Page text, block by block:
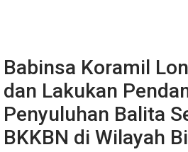
Babinsa Koramil
dan Lakukan
Penyuluhan Balita
BKKBN di Wilayah